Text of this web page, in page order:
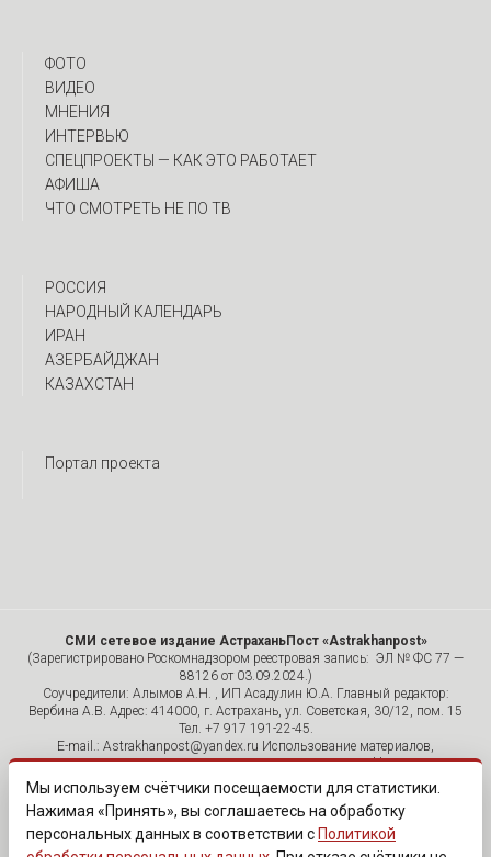
ФОТО
ВИДЕО
МНЕНИЯ
ИНТЕРВЬЮ
CПЕЦПРОЕКТЫ — КАК ЭТО РАБОТАЕТ
АФИША
ЧТО СМОТРЕТЬ НЕ ПО ТВ
РОССИЯ
НАРОДНЫЙ КАЛЕНДАРЬ
ИРАН
АЗЕРБАЙДЖАН
КАЗАХСТАН
Портал проекта
СМИ сетевое издание АстраханьПост «Astrakhanpost»
(Зарегистрировано Роскомнадзором реестровая запись: ЭЛ № ФС 77 —
88126 от 03.09.2024.)
Соучредители: Алымов А.Н. , ИП Асадулин Ю.А. Главный редактор:
Вербина А.В. Адрес: 414000, г. Астрахань, ул. Советская, 30/12, пом. 15
Тел. +7 917 191-22-45.
E-mail.: Astrakhanpost@yandex.ru Использование материалов,
размещенных на страницах сетевого издания «Astrakhanpost»,
допускается исключительно с указанием источника и публикацией
активной гиперссылки на портал Astrakhanpost.ru. Комментарии
читателей сайта размещаются без предварительного редактирования.
Редакция оставляет за собой право удалить их с сайта или
отредактировать, если указанные сообщения нарушают законы РФ.
Мы используем счётчики посещаемости для статистики.
Нажимая «Принять», вы соглашаетесь на обработку
персональных данных в соответствии с Политикой